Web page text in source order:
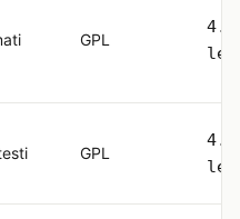
GPL
GPL